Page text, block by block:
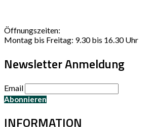
Öffnungszeiten:
Montag bis Freitag: 9.30 bis 16.30 Uhr
Newsletter Anmeldung
Email
INFORMATION